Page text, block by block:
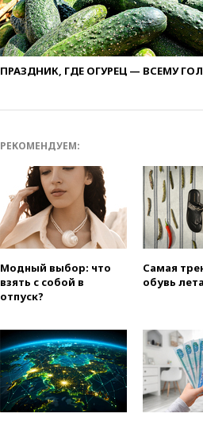
ПРАЗДНИК, ГДЕ ОГУРЕЦ — ВСЕМУ
РЕКОМЕНДУЕМ:
Модный выбор: что
взять с собой в
отпуск?
Самая
обувь